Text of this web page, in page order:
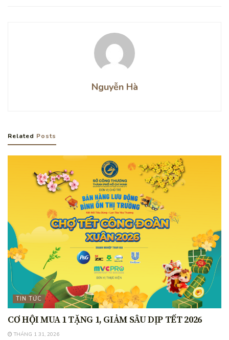
Nguyễn Hà
Related Posts
TIN TỨC
CƠ HỘI MUA 1 TẶNG 1, GIẢM SÂU DỊP TẾT 2026
THÁNG 1 31, 2026